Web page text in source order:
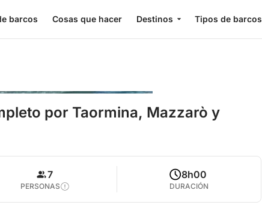
barcos Cosas que hacer Destinos Tipos de barcos
por Taormina, Mazzarò y
7
PERSONAS
8h00
DURACIÓN